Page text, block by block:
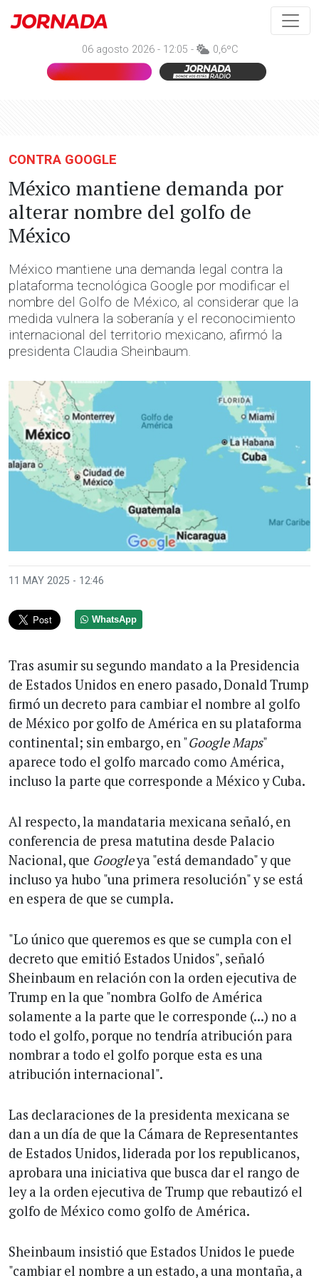
06 agosto 2026 - 12:05 - 0,6ºC
CONTRA GOOGLE
México mantiene demanda por
alterar nombre del golfo de
México
México mantiene una demanda legal contra la
plataforma tecnológica Google por modificar el
nombre del Golfo de México, al considerar que la
medida vulnera la soberanía y el reconocimiento
internacional del territorio mexicano, afirmó la
presidenta Claudia Sheinbaum.
11 MAY 2025 - 12:46
WhatsApp
Tras asumir su segundo mandato a la Presidencia
de Estados Unidos en enero pasado, Donald Trump
firmó un decreto para cambiar el nombre al golfo
de México por golfo de América en su plataforma
continental; sin embargo, en "Google Maps"
aparece todo el golfo marcado como América,
incluso la parte que corresponde a México y Cuba.
Al respecto, la mandataria mexicana señaló, en
conferencia de presa matutina desde Palacio
Nacional, que Googleya "está demandado" y que
incluso ya hubo "una primera resolución" y se está
en espera de que se cumpla.
"Lo único que queremos es que se cumpla con el
decreto que emitió Estados Unidos", señaló
Sheinbaum en relación con la orden ejecutiva de
Trump en la que "nombra Golfo de América
solamente a la parte que le corresponde (...) no a
todo el golfo, porque no tendría atribución para
nombrar a todo el golfo porque esta es una
atribución internacional".
Las declaraciones de la presidenta mexicana se
dan a un día de que la Cámara de Representantes
de Estados Unidos, liderada por los republicanos,
aprobara una iniciativa que busca dar el rango de
ley a la orden ejecutiva de Trump que rebautizó el
golfo de México como golfo de América.
Sheinbaum insistió que Estados Unidos le puede
"cambiar el nombre a un estado, a una montaña, a